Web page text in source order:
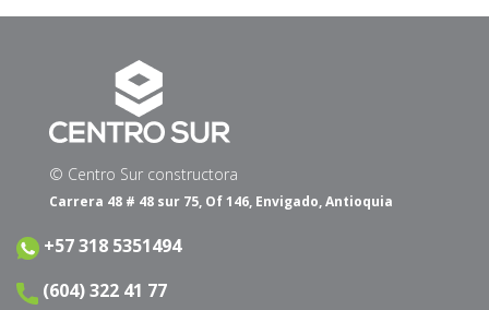
© Centro Sur constructora
Carrera 48 # 48 sur 75, Of 146, Envigado, Antioquia
+57 318 5351494
(604) 322 41 77